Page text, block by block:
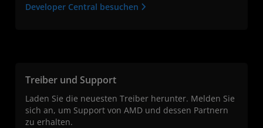
Developer Central besuchen
Treiber und Support
Laden Sie die neuesten Treiber herunter. Melden Sie
sich an, um Support von AMD und dessen Partnern
zu erhalten.